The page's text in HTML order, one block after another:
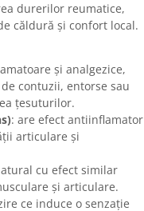
durerilor reumatice,
căldură și confort local.
și analgezice,
contuzii, entorse sau
țesuturilor.
: are efect antiinflamator
articulare și
cu efect similar
și articulare.
ce induce o senzație